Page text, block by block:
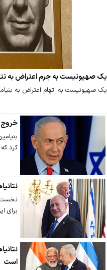
یک صهیونیست به جرم اعتراض به
یک صهیونیست به اتهام اعتراض به
خروج
کرد
نخست
برای
است